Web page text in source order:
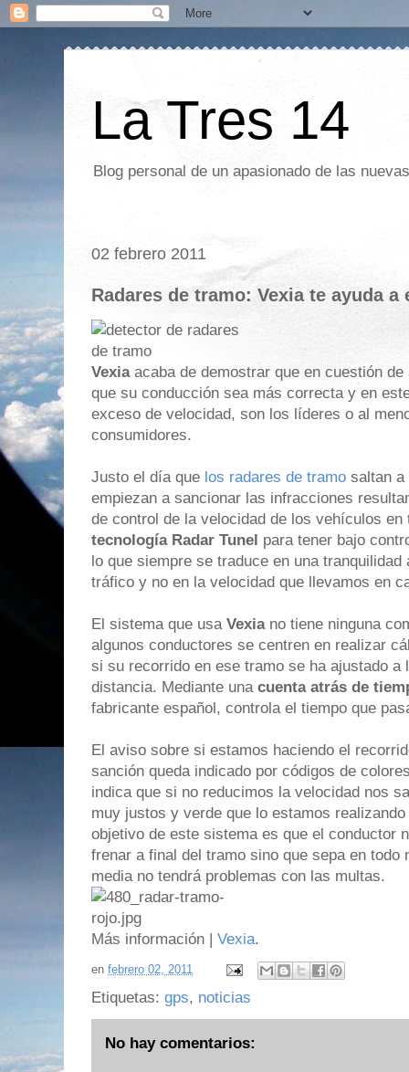
La Tres 14
Blog personal de un apasionado de las
02 febrero 2011
Radares de tramo: Vexia te ayuda
Vexiaacaba de demostrar que en cuestión
que su conducción sea más correcta y en
exceso de velocidad, son los líderes o al
consumidores.
Justo el día que los radares de tramo saltan a
empiezan a sancionar las infracciones
de control de la velocidad de los vehículos en
tecnología Radar Tunel para tener bajo
lo que siempre se traduce en una
tráfico y no en la velocidad que llevamos en
El sistema que usa Vexiano tiene ninguna
algunos conductores se centren en realizar
si su recorrido en ese tramo se ha ajustado a
distancia. Mediante una cuenta atrás de
fabricante español, controla el tiempo que
El aviso sobre si estamos haciendo el
sanción queda indicado por códigos de
indica que si no reducimos la velocidad nos
muy justos y verde que lo estamos
objetivo de este sistema es que el conductor
frenar a final del tramo sino que sepa en todo
media no tendrá problemas con las multas.
Más información | Vexia.
en febrero 02, 2011
Etiquetas: gps, noticias
No hay comentarios: